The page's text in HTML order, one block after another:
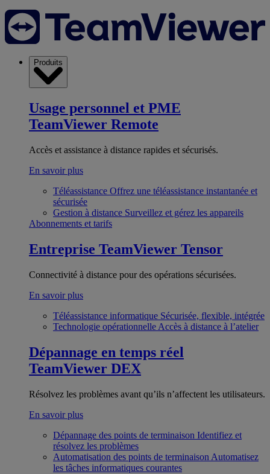
Produits
Usage personnel et PME
TeamViewer Remote
Accès et assistance à distance rapides et sécurisés.
En savoir plus
Téléassistance Offrez une téléassistance instantanée et
sécurisée
Gestion à distance Surveillez et gérez les appareils
Abonnements et tarifs
Entreprise TeamViewer Tensor
Connectivité à distance pour des opérations sécurisées.
En savoir plus
Téléassistance informatique Sécurisée, flexible, intégrée
Technologie opérationnelle Accès à distance à l’atelier
Dépannage en temps réel
TeamViewer DEX
Résolvez les problèmes avant qu’ils n’affectent les utilisateurs.
En savoir plus
Dépannage des points de terminaison Identifiez et
résolvez les problèmes
Automatisation des points de terminaison Automatisez
les tâches informatiques courantes